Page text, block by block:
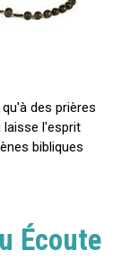
des prières
laisse l'esprit
bibliques
Écoute